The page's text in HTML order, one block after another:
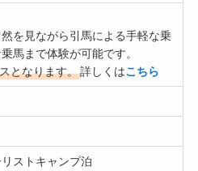
を見ながら引馬による手軽な乗
馬まで体験が可能です。
となります。詳しくはこちら
ストキャンプ泊